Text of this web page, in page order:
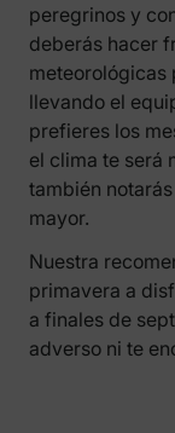
peregrinos y
deberás hacer
meteorológicas
llevando el
prefieres los
el clima te será
también
mayor.
Nuestra
primavera a
a finales de
adverso ni te